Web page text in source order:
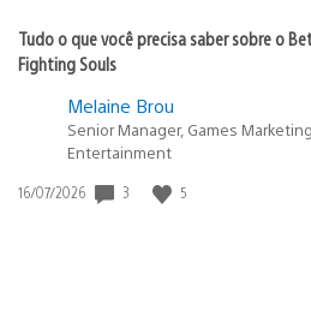
Tudo o que você precisa saber sobre o
Fighting Souls
Melaine Brou
Senior Manager, Games
Entertainment
Data
16/07/2026 3 5